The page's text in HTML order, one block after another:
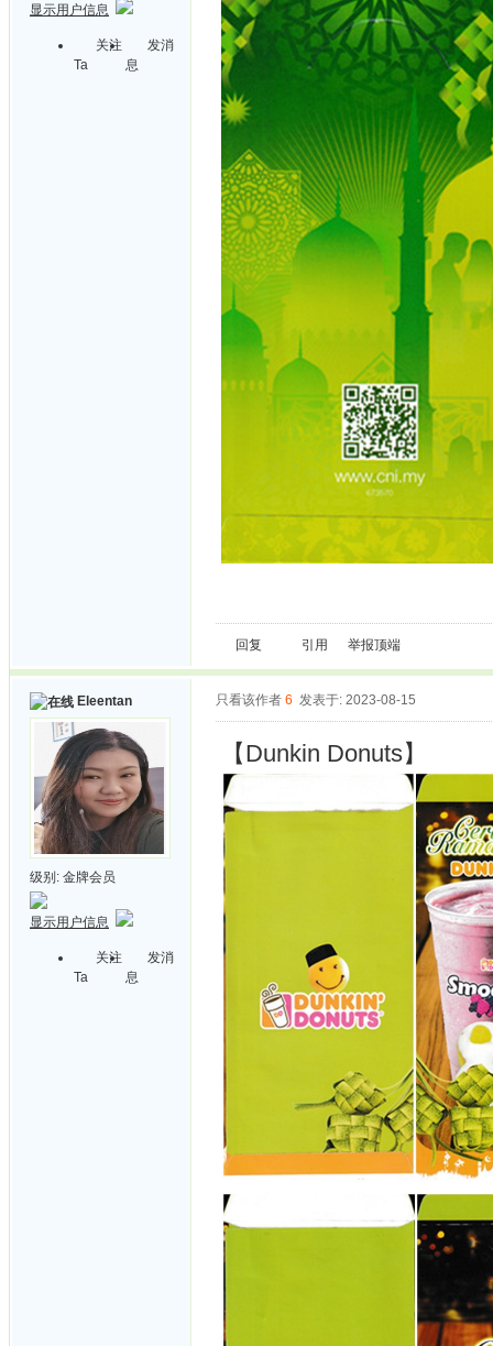
显示用户信息
关注
Ta
发消
息
回复 引用 举报顶端
Eleentan
级别: 金牌会员
显示用户信息
关注
Ta
发消
息
只看该作者 6 发表于: 2023-08-15
【Dunkin Donuts】